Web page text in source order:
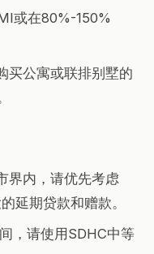
或在80%-150%
买公寓或联排别墅的
界内，请优先考虑
延期贷款和赠款。
，请使用SDHC中等